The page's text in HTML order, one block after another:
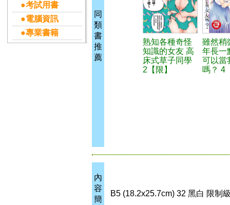
●考試用書
●電腦資訊
●專業書籍
同
類
書
推
薦
熟知各種奇怪
知識的女友 高
床式草子同學
2【限】
雖然稍
年長一
可以當
嗎？ 4
內
容
簡
B5 (18.2x25.7cm) 32 黑白 限制